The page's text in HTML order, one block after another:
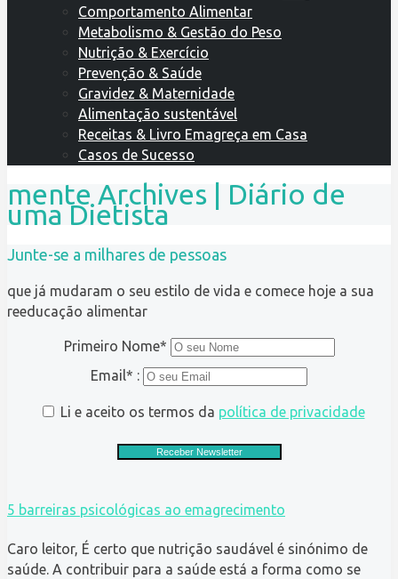
Comportamento Alimentar
Metabolismo & Gestão do Peso
Nutrição & Exercício
Prevenção & Saúde
Gravidez & Maternidade
Alimentação sustentável
Receitas & Livro Emagreça em Casa
Casos de Sucesso
mente Archives | Diário de
uma Dietista
Junte-se a milhares de pessoas
que já mudaram o seu estilo de vida e comece hoje a sua
reeducação alimentar
Primeiro Nome*
Email* :
Li e aceito os termos da política de privacidade
5 barreiras psicológicas ao emagrecimento
Caro leitor, É certo que nutrição saudável é sinónimo de
saúde. A contribuir para a saúde está a forma como se